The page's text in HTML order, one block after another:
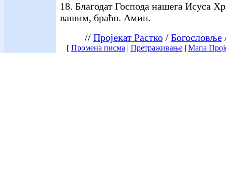
18. Благодат Господа нашега Исуса
вашим, браћо. Амин.
// Пројекат Растко/ Богословље
[ Промена писма| Претраживање| Мапа